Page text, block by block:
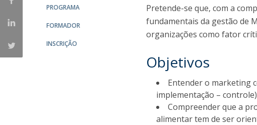
PROGRAMA
FORMADOR
INSCRIÇÃO
Pretende-se que, com a
fundamentais da gestão de
organizações como fator
Objetivos
Entender o marketing
implementação – controle)
Compreender que a
alimentar tem de ser